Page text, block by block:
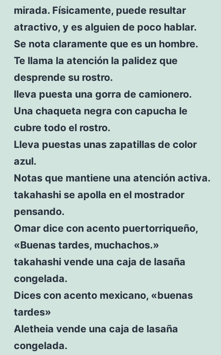
mirada. Físicamente, puede resultar
atractivo, y es alguien de poco hablar.
Se nota claramente que es un hombre.
Te llama la atención la palidez que
desprende su rostro.
lleva puesta una gorra de camionero.
Una chaqueta negra con capucha le
cubre todo el rostro.
Lleva puestas unas zapatillas de color
azul.
Notas que mantiene una atención activa.
takahashi se apolla en el mostrador
pensando.
Omar dice con acento puertorriqueño,
«Buenas tardes, muchachos.»
takahashi vende una caja de lasaña
congelada.
Dices con acento mexicano, «buenas
tardes»
Aletheia vende una caja de lasaña
congelada.